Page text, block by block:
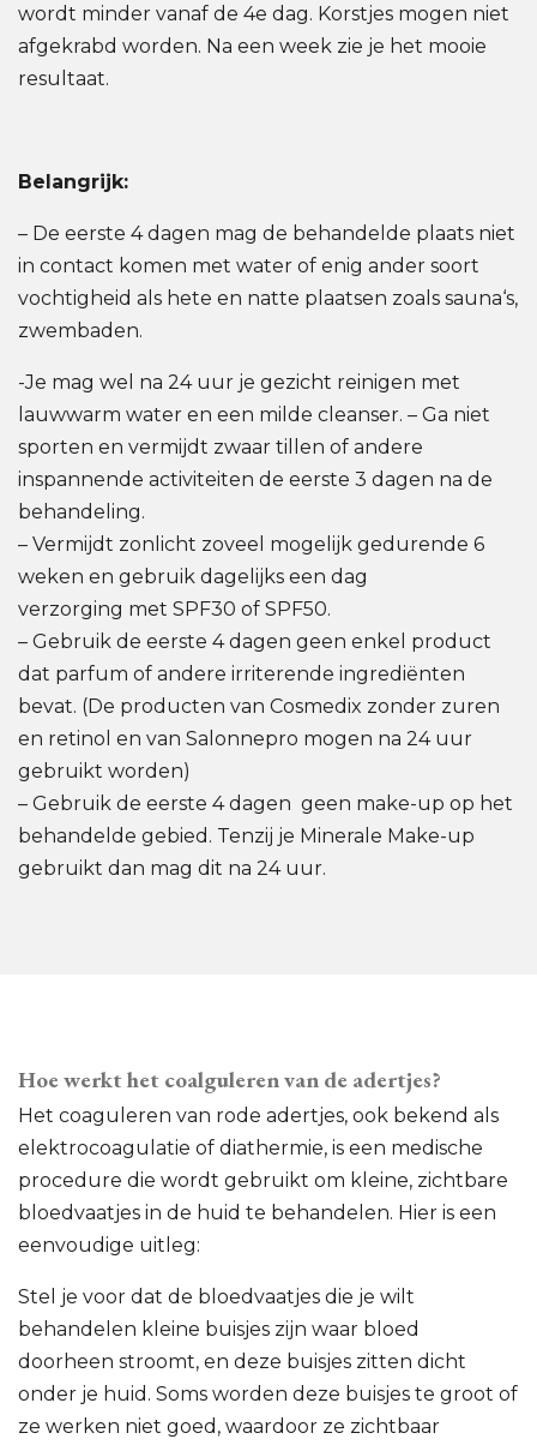
wordt minder vanaf de 4e dag. Korstjes mogen niet
afgekrabd worden. Na een week zie je het mooie
resultaat.
Belangrijk:
– De eerste 4 dagen mag de behandelde plaats niet
in contact komen met water of enig ander soort
vochtigheid als hete en natte plaatsen zoals sauna‘s,
zwembaden.
-Je mag wel na 24 uur je gezicht reinigen met
lauwwarm water en een milde cleanser. – Ga niet
sporten en vermijdt zwaar tillen of andere
inspannende activiteiten de eerste 3 dagen na de
behandeling.
– Vermijdt zonlicht zoveel mogelijk gedurende 6
weken en gebruik dagelijks een dag
verzorging met SPF30 of SPF50.
– Gebruik de eerste 4 dagen geen enkel product
dat parfum of andere irriterende ingrediënten
bevat. (De producten van Cosmedix zonder zuren
en retinol en van Salonnepro mogen na 24 uur
gebruikt worden)
– Gebruik de eerste 4 dagen geen make-up op het
behandelde gebied. Tenzij je Minerale Make-up
gebruikt dan mag dit na 24 uur.
Hoe werkt het coalguleren van de adertjes?
Het coaguleren van rode adertjes, ook bekend als
elektrocoagulatie of diathermie, is een medische
procedure die wordt gebruikt om kleine, zichtbare
bloedvaatjes in de huid te behandelen. Hier is een
eenvoudige uitleg:
Stel je voor dat de bloedvaatjes die je wilt
behandelen kleine buisjes zijn waar bloed
doorheen stroomt, en deze buisjes zitten dicht
onder je huid. Soms worden deze buisjes te groot of
ze werken niet goed, waardoor ze zichtbaar